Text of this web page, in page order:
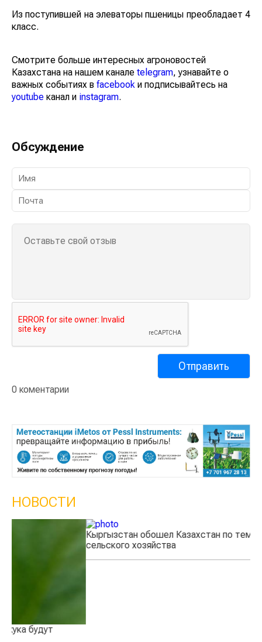
Из поступившей на элеваторы пшеницы преобладает 4
класс.
Смотрите больше интересных агроновостей
Казахстана на нашем канале telegram, узнавайте о
важных событиях в facebook и подписывайтесь на
youtube канал и instagram.
Обсуждение
0 коментарии
НОВОСТИ
Кыргызстан обошел Казахстан по темпам роста
сельского хозяйства